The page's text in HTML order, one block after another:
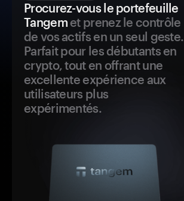
Procurez-vous le portefeuille
Tangemet prenez le contrôle
de vos actifs en un seul geste.
Parfait pour les débutants en
crypto, tout en offrant une
excellente expérience aux
utilisateurs plus
expérimentés.